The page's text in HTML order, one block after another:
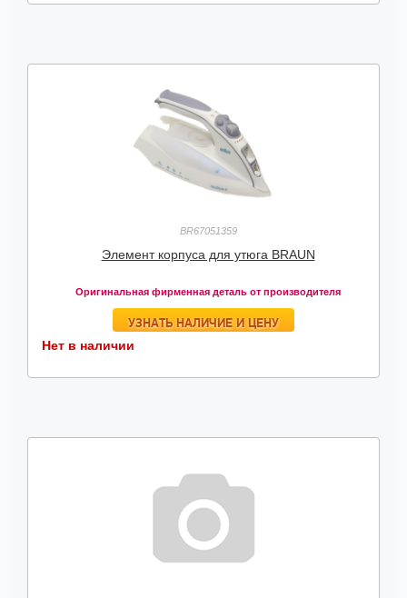
BR67051359
Элемент корпуса для утюга BRAUN
Оригинальная фирменная деталь от производителя
УЗНАТЬ НАЛИЧИЕ И ЦЕНУ
Нет в наличии